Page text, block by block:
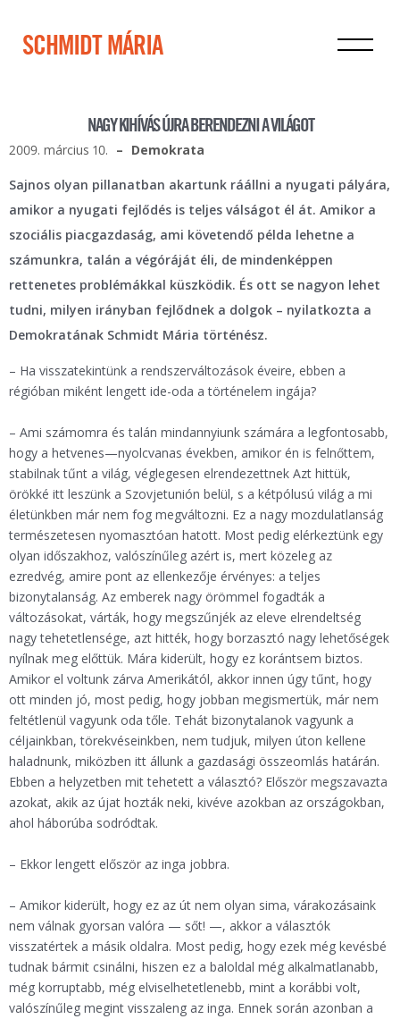
SCHMIDT MÁRIA
NAGY KIHÍVÁS ÚJRA BERENDEZNI A VILÁGOT
2009. március 10. Demokrata
Sajnos olyan pillanatban akartunk ráállni a nyugati pályára,
amikor a nyugati fejlődés is teljes válságot él át. Amikor a
szociális piacgazdaság, ami követendő példa lehetne a
számunkra, talán a végóráját éli, de mindenképpen
rettenetes problémákkal küszködik. És ott se nagyon lehet
tudni, milyen irányban fejlődnek a dolgok – nyilatkozta a
Demokratának Schmidt Mária történész.
– Ha visszatekintünk a rendszerváltozások éveire, ebben a
régióban miként lengett ide-oda a történelem ingája?
– Ami számomra és talán mindannyiunk számára a legfontosabb,
hogy a hetvenes—nyolcvanas években, amikor én is felnőttem,
stabilnak tűnt a világ, véglegesen elrendezettnek Azt hittük,
örökké itt leszünk a Szovjetunión belül, s a kétpólusú világ a mi
életünkben már nem fog megváltozni. Ez a nagy mozdulatlanság
természetesen nyomasztóan hatott. Most pedig elérkeztünk egy
olyan időszakhoz, valószínűleg azért is, mert közeleg az
ezredvég, amire pont az ellenkezője érvényes: a teljes
bizonytalanság. Az emberek nagy örömmel fogadták a
változásokat, várták, hogy megszűnjék az eleve elrendeltség
nagy tehetetlensége, azt hitték, hogy borzasztó nagy lehetőségek
nyílnak meg előttük. Mára kiderült, hogy ez korántsem biztos.
Amikor el voltunk zárva Amerikától, akkor innen úgy tűnt, hogy
ott minden jó, most pedig, hogy jobban megismertük, már nem
feltétlenül vagyunk oda tőle. Tehát bizonytalanok vagyunk a
céljainkban, törekvéseinkben, nem tudjuk, milyen úton kellene
haladnunk, miközben itt állunk a gazdasági összeomlás határán.
Ebben a helyzetben mit tehetett a választó? Először megszavazta
azokat, akik az újat hozták neki, kivéve azokban az országokban,
ahol háborúba sodródtak.
– Ekkor lengett először az inga jobbra.
– Amikor kiderült, hogy ez az út nem olyan sima, várakozásaink
nem válnak gyorsan valóra — sőt! —, akkor a választók
visszatértek a másik oldalra. Most pedig, hogy ezek még kevésbé
tudnak bármit csinálni, hiszen ez a baloldal még alkalmatlanabb,
még korruptabb, még elviselhetetlenebb, mint a korábbi volt,
valószínűleg megint visszaleng az inga. Ennek során azonban a